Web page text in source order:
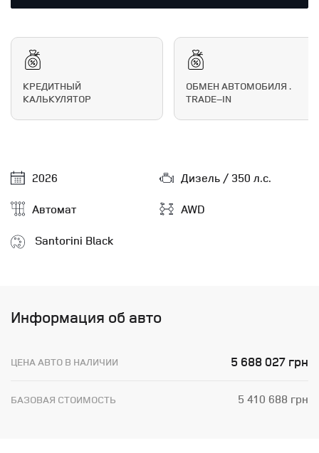
КРЕДИТНЫЙ
КАЛЬКУЛЯТОР
ОБМЕН АВТОМОБИЛЯ .
TRADE–IN
2026
Дизель / 350 л.с.
Автомат
AWD
Santorini Black
Информация об авто
ЦЕНА АВТО В НАЛИЧИИ 5 688 027 грн
БАЗОВАЯ СТОИМОСТЬ 5 410 688 грн